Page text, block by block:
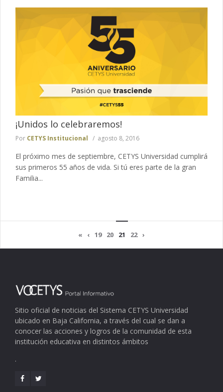
¡Unidos lo celebraremos!
Por CETYS Institucional agosto 8, 2016
El próximo mes de septiembre, CETYS Universidad cumplirá
sus primeros 55 años de vida. Si tú eres parte de la gran
Familia...
« ‹ 19 20 21 22 ›
Sitio oficial de noticias del Sistema CETYS Universidad
ubicado en Baja California, a través del cual se dan a
conocer las acciones y logros de la comunidad de esta
institución educativa en distintos ámbitos
.